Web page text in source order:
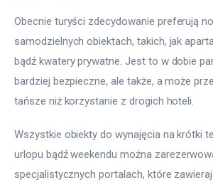
Obecnie turyści zdecydowanie preferują
samodzielnych obiektach, takich, jak
bądź kwatery prywatne. Jest to w dobie
bardziej bezpieczne, ale także, a może
tańsze niż korzystanie z drogich hoteli.
Wszystkie obiekty do wynajęcia na krótki
urlopu bądź weekendu można
specjalistycznych portalach, które